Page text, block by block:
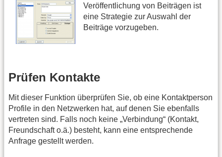
Veröffentlichung von Beiträgen ist
eine Strategie zur Auswahl der
Beiträge vorzugeben.
Prüfen Kontakte
Mit dieser Funktion überprüfen Sie, ob eine Kontaktperson
Profile in den Netzwerken hat, auf denen Sie ebenfalls
vertreten sind. Falls noch keine „Verbindung“ (Kontakt,
Freundschaft o.ä.) besteht, kann eine entsprechende
Anfrage gestellt werden.